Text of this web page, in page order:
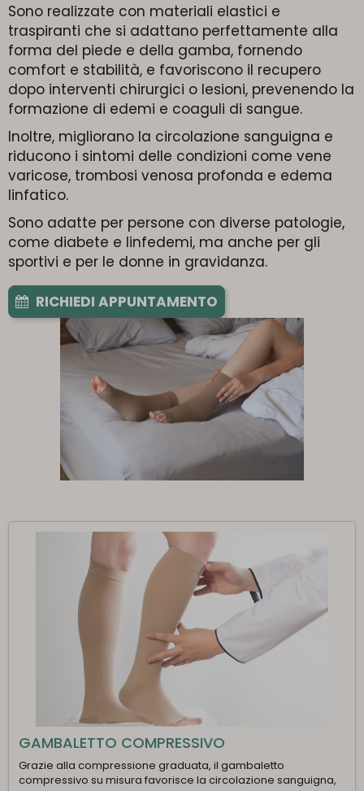
Sono realizzate con materiali elastici e
traspiranti che si adattano perfettamente alla
forma del piede e della gamba, fornendo
comfort e stabilità, e favoriscono il recupero
dopo interventi chirurgici o lesioni, prevenendo la
formazione di edemi e coaguli di sangue.
Inoltre, migliorano la circolazione sanguigna e
riducono i sintomi delle condizioni come vene
varicose, trombosi venosa profonda e edema
linfatico.
Sono adatte per persone con diverse patologie,
come diabete e linfedemi, ma anche per gli
sportivi e per le donne in gravidanza.
RICHIEDI APPUNTAMENTO
GAMBALETTO COMPRESSIVO
Grazie alla compressione graduata, il gambaletto
compressivo su misura favorisce la circolazione sanguigna,